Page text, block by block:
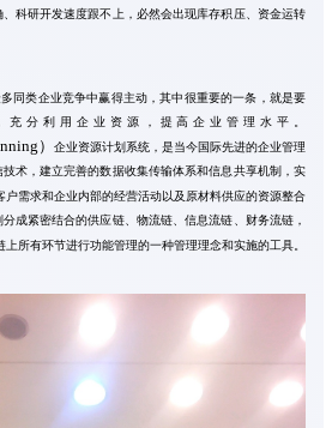
科研开发速度跟不上，必然会出现库存积压、资金运转
同类企业竞争中赢得主动，其中很重要的一条，就是要
分利用企业资源，提高企业管理水平。
）
企业资源计划系统，是当今国际先进的企业管理
术，建立完善的数据收集传输体系和信息共享机制，实
户需求和企业内部的经营活动以及原材料供应的资源整合
成紧密结合的供应链、物流链、信息流链、财务流链，
所有环节进行功能管理的一种管理理念和实施的工具。